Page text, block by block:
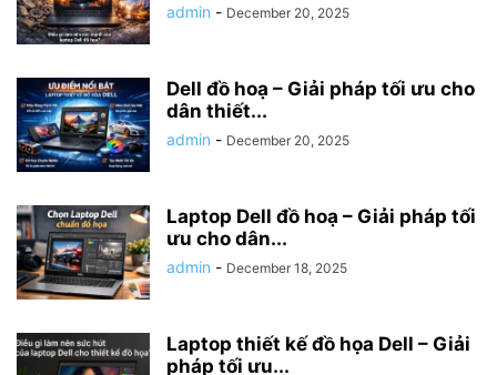
admin - December 20, 2025
Dell đồ hoạ – Giải pháp tối ưu cho
dân thiết...
admin - December 20, 2025
Laptop Dell đồ hoạ – Giải pháp tối
ưu cho dân...
admin - December 18, 2025
Laptop thiết kế đồ họa Dell – Giải
pháp tối ưu...